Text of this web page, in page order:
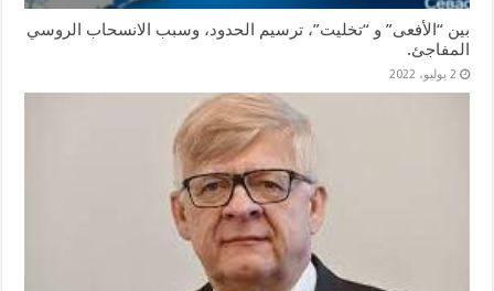
بين “الأفعى” و “تخليت”، ترسيم الحدود، وسبب الانسحاب الروسي
المفاجئ.
2 يوليو، 2022